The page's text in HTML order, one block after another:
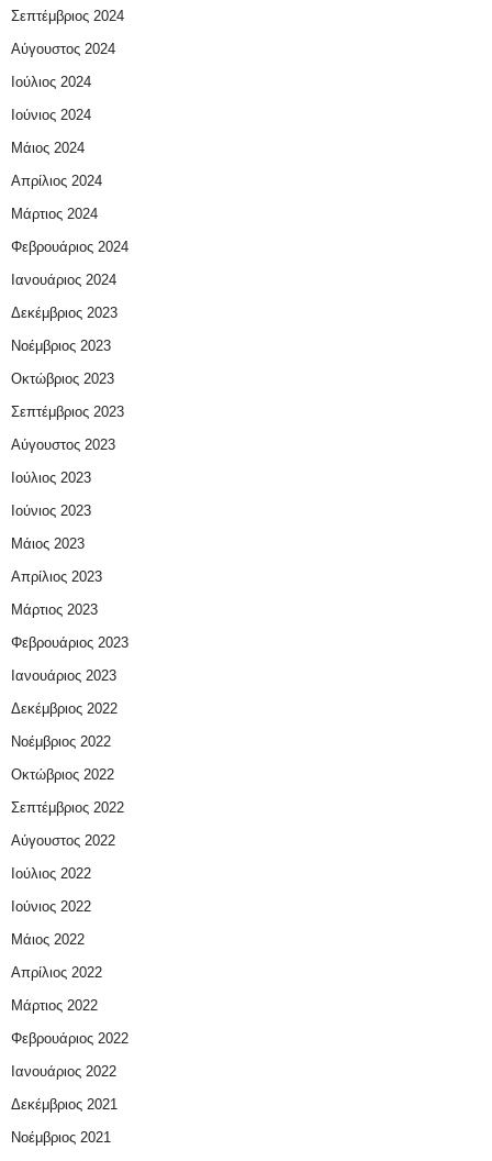
Σεπτέμβριος 2024
Αύγουστος 2024
Ιούλιος 2024
Ιούνιος 2024
Μάιος 2024
Απρίλιος 2024
Μάρτιος 2024
Φεβρουάριος 2024
Ιανουάριος 2024
Δεκέμβριος 2023
Νοέμβριος 2023
Οκτώβριος 2023
Σεπτέμβριος 2023
Αύγουστος 2023
Ιούλιος 2023
Ιούνιος 2023
Μάιος 2023
Απρίλιος 2023
Μάρτιος 2023
Φεβρουάριος 2023
Ιανουάριος 2023
Δεκέμβριος 2022
Νοέμβριος 2022
Οκτώβριος 2022
Σεπτέμβριος 2022
Αύγουστος 2022
Ιούλιος 2022
Ιούνιος 2022
Μάιος 2022
Απρίλιος 2022
Μάρτιος 2022
Φεβρουάριος 2022
Ιανουάριος 2022
Δεκέμβριος 2021
Νοέμβριος 2021